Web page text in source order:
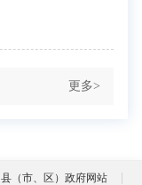
更多>
县（市、区）政府网站